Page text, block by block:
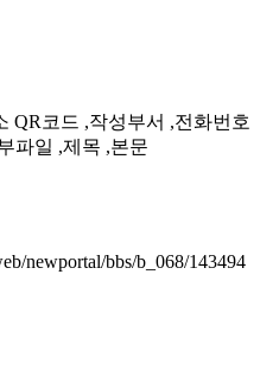
QR코드 ,작성부서 ,전화번호
파일 ,제목 ,본문
newportal/bbs/b_068/143494